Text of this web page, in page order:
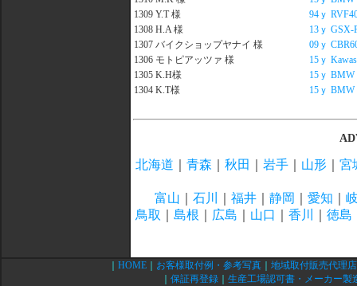
1309 Y.T 様
94ｙ
1308 H.A 様
13ｙ GSX-
1307 バイクショップヤナイ 様
09ｙ
1306 モトピアッツァ 様
15ｙ
1305 K.H様
15ｙ BMW
1304 K.T様
15ｙ BMW
北海道 青森 秋田 岩手 山形 宮
富山 石川 福井 静岡 愛知
鳥取
島根 広島 山口 香川 徳島
HOME お客様取付例・参考写真
地域取付販売代理店
保証再登録
生産工場認可書・メーカー製